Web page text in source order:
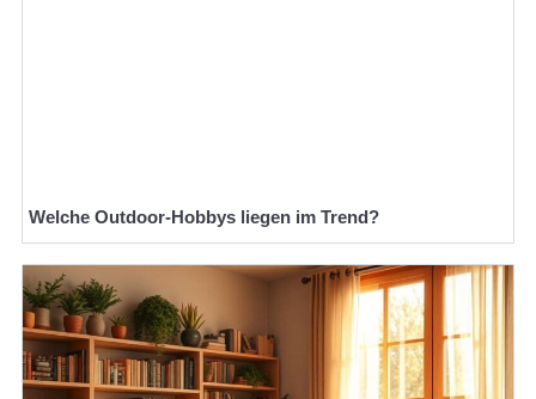
Welche Outdoor-Hobbys liegen im Trend?